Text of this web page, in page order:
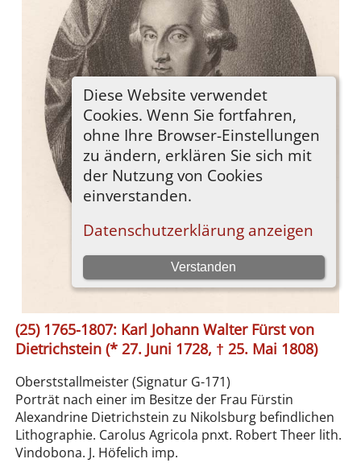
(25) 1765-1807: Karl Johann Walter Fürst von
Dietrichstein (* 27. Juni 1728, † 25. Mai 1808)
Oberststallmeister (Signatur G-171)
Porträt nach einer im Besitze der Frau Fürstin
Alexandrine Dietrichstein zu Nikolsburg befindlichen
Lithographie. Carolus Agricola pnxt. Robert Theer lith.
Vindobona. J. Höfelich imp.